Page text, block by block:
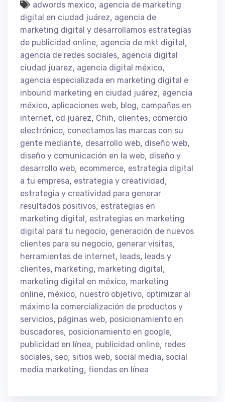
adwords mexico, agencia de marketing
digital en ciudad juárez, agencia de
marketing digital y desarrollamos estrategias
de publicidad online, agencia de mkt digital,
agencia de redes sociales, agencia digital
ciudad juarez, agencia digital méxico,
agencia especializada en marketing digital e
inbound marketing en ciudad juárez, agencia
méxico, aplicaciones web, blog, campañas en
internet, cd juarez, Chih, clientes, comercio
electrónico, conectamos las marcas con su
gente mediante, desarrollo web, diseño web,
diseño y comunicación en la web, diseño y
desarrollo web, ecommerce, estrategia digital
a tu empresa, estrategia y creatividad,
estrategia y creatividad para generar
resultados positivos, estrategias en
marketing digital, estrategias en marketing
digital para tu negocio, generación de nuevos
clientes para su negocio, generar visitas,
herramientas de internet, leads, leads y
clientes, marketing, marketing digital,
marketing digital en méxico, marketing
online, méxico, nuestro objetivo, optimizar al
máximo la comercialización de productos y
servicios, páginas web, posicionamiento en
buscadores, posicionamiento en google,
publicidad en línea, publicidad online, redes
sociales, seo, sitios web, social media, social
media marketing, tiendas en línea